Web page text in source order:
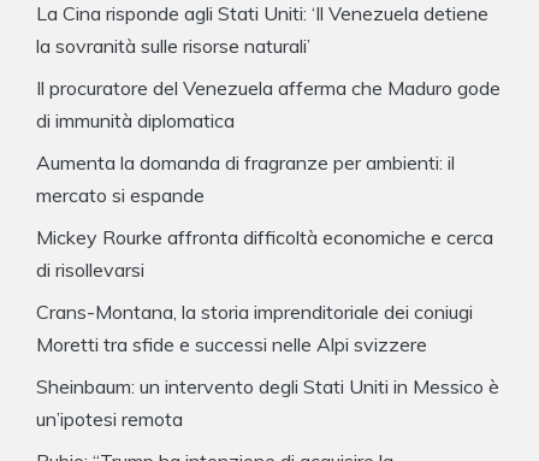
La Cina risponde agli Stati Uniti: ‘Il Venezuela detiene
la sovranità sulle risorse naturali’
Il procuratore del Venezuela afferma che Maduro gode
di immunità diplomatica
Aumenta la domanda di fragranze per ambienti: il
mercato si espande
Mickey Rourke affronta difficoltà economiche e cerca
di risollevarsi
Crans-Montana, la storia imprenditoriale dei coniugi
Moretti tra sfide e successi nelle Alpi svizzere
Sheinbaum: un intervento degli Stati Uniti in Messico è
un’ipotesi remota